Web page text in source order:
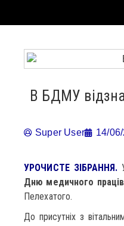
В БДМУ
Super User 14/
УРОЧИСТЕ ЗІБРАННЯ.
Дню медичного
Пелехатого.
До присутніх з